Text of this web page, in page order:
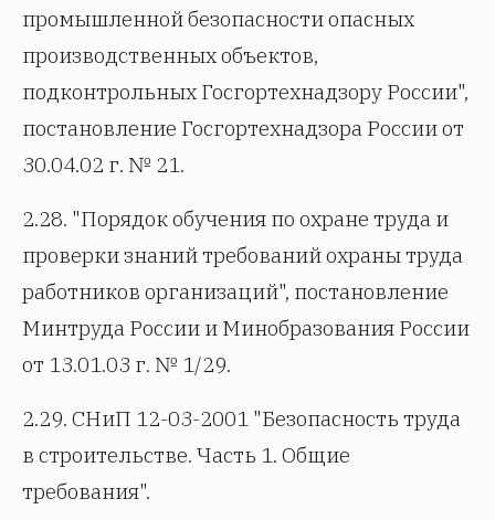
промышленной безопасности опасных
производственных объектов,
подконтрольных Госгортехнадзору России",
постановление Госгортехнадзора России от
30.04.02 г. № 21.
2.28. "Порядок обучения по охране труда и
проверки знаний требований охраны труда
работников организаций", постановление
Минтруда России и Минобразования России
от 13.01.03 г. № 1/29.
2.29. СНиП 12-03-2001 "Безопасность труда
в строительстве. Часть 1. Общие
требования".